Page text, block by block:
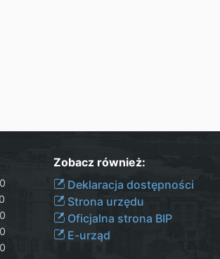
Zobacz również:
Deklaracja dostępności
Strona urzędu
Oficjalna strona BIP
E-urząd